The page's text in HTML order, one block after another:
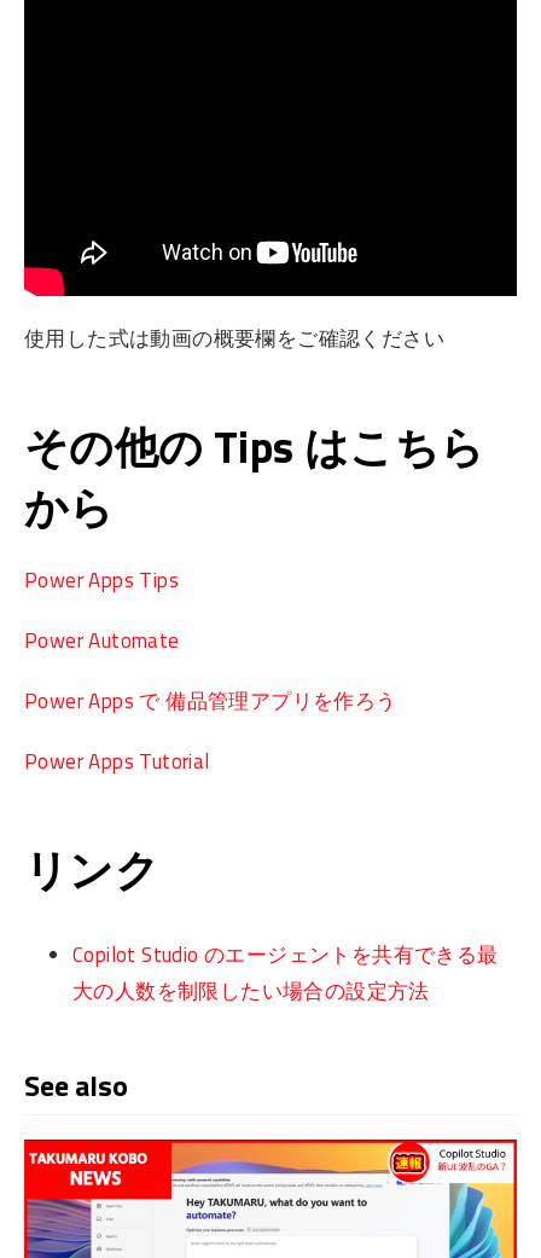
使用した式は動画の概要欄をご確認ください
その他の Tips はこちら
から
Power Apps Tips
Power Automate
Power Apps で 備品管理アプリを作ろう
Power Apps Tutorial
リンク
Copilot Studio のエージェントを共有できる最
大の人数を制限したい場合の設定方法
See also